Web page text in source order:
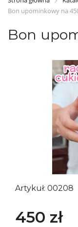
Bon upominkowy na
Bon
Artykuł: 00208
450 zł